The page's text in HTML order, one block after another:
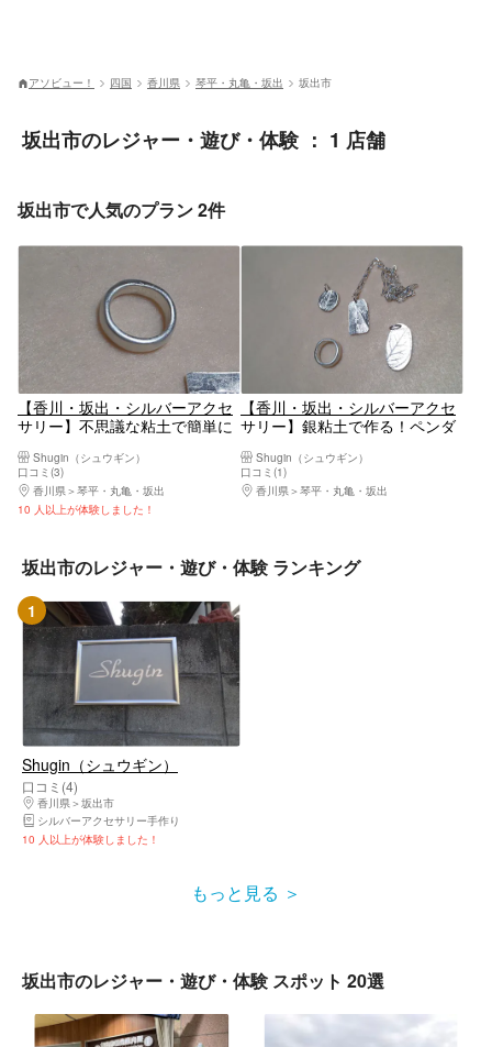
アソビュー！ 四国 香川県 琴平・丸亀・坂出 坂出市
坂出市のレジャー・遊び・体験 ： 1 店舗
坂出市で人気のプラン 2件
【香川・坂出・シルバーアクセ
サリー】不思議な粘土で簡単に
Shugin（シュウギン）
口コミ(3)
香川県
琴平・丸亀・坂出
10 人以上が体験しました！
【香川・坂出・シルバーアクセ
サリー】銀粘土で作る！ペンダ
Shugin（シュウギン）
口コミ(1)
香川県
琴平・丸亀・坂出
坂出市のレジャー・遊び・体験 ランキング
1
Shugin（シュウギン）
口コミ(4)
香川県
坂出市
シルバーアクセサリー手作り
10 人以上が体験しました！
もっと見る
坂出市のレジャー・遊び・体験 スポット 20選